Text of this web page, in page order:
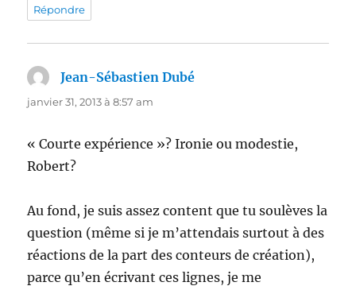
Répondre
Jean-Sébastien Dubé
janvier 31, 2013 à 8:57 am
« Courte expérience »? Ironie ou modestie,
Robert?
Au fond, je suis assez content que tu soulèves la
question (même si je m’attendais surtout à des
réactions de la part des conteurs de création),
parce qu’en écrivant ces lignes, je me